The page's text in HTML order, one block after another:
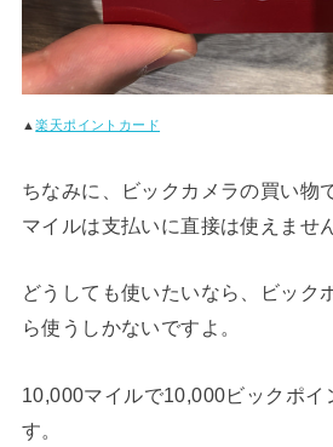
▲楽天ポイントカード
ちなみに、ビックカメラの買い物
マイルは支払いに直接は使えませ
どうしても使いたいなら、ビック
ら使うしかないですよ。
10,000マイルで10,000ビックポイ
す。